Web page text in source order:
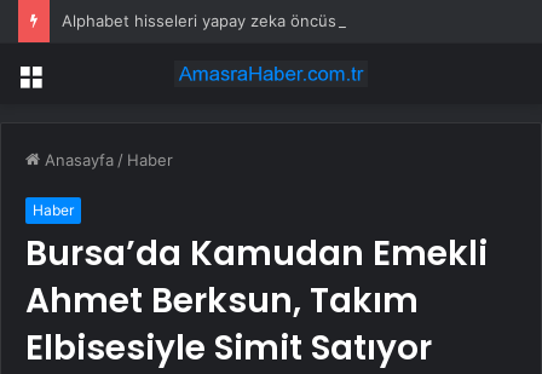
Menü
Anasayfa / Haber
Haber
Bursa’da Kamudan Emekli
Ahmet Berksun, Takım
Elbisesiyle Simit Satıyor